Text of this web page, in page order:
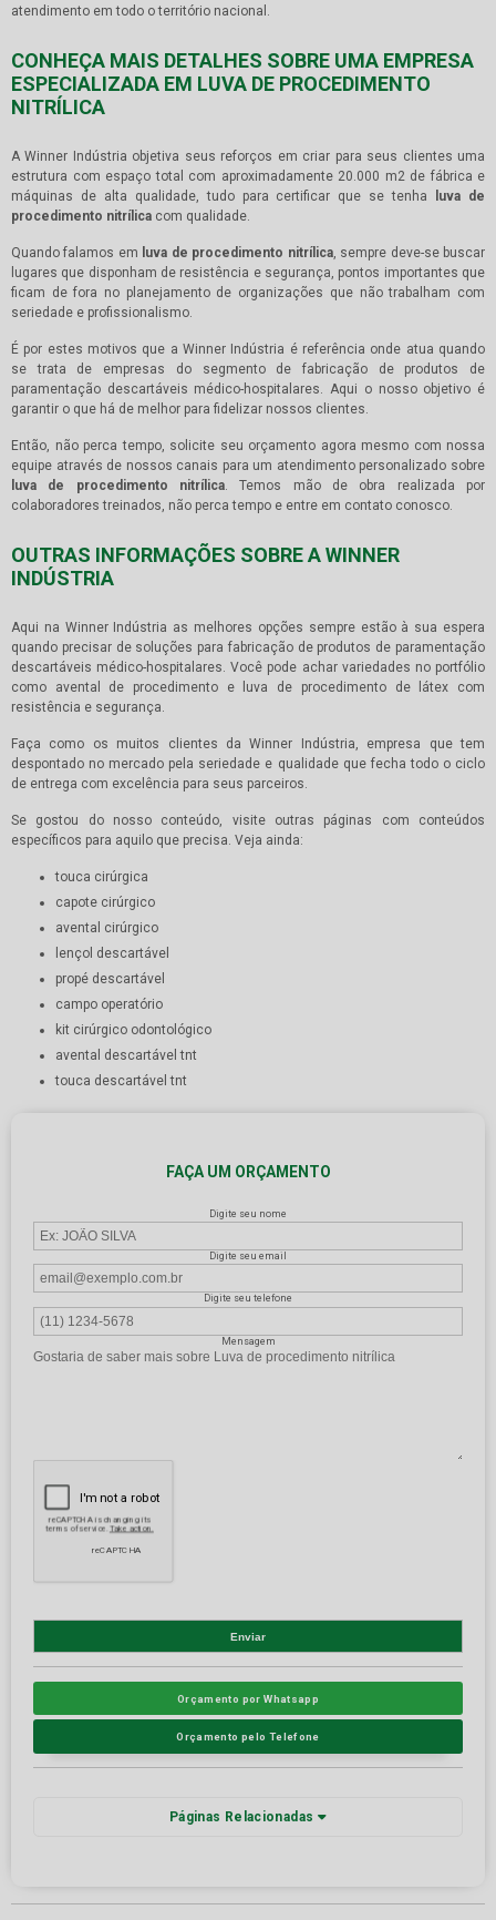
atendimento em todo o território nacional.
CONHEÇA MAIS DETALHES SOBRE UMA EMPRESA
ESPECIALIZADA EM LUVA DE PROCEDIMENTO
NITRÍLICA
A Winner Indústria objetiva seus reforços em criar para seus clientes uma
estrutura com espaço total com aproximadamente 20.000 m2 de fábrica e
máquinas de alta qualidade, tudo para certificar que se tenha
luva de
procedimento nitrílica com qualidade.
Quando falamos em luva de procedimento nitrílica, sempre deve-se buscar
lugares que disponham de resistência e segurança, pontos importantes que
ficam de fora no planejamento de organizações que não trabalham com
seriedade e profissionalismo.
É por estes motivos que a Winner Indústria é referência onde atua quando
se trata de empresas do segmento de fabricação de produtos de
paramentação descartáveis médico-hospitalares. Aqui o nosso objetivo é
garantir o que há de melhor para fidelizar nossos clientes.
Então, não perca tempo, solicite seu orçamento agora mesmo com nossa
equipe através de nossos canais para um atendimento personalizado sobre
luva de procedimento nitrílica. Temos mão de obra realizada por
colaboradores treinados, não perca tempo e entre em contato conosco.
OUTRAS INFORMAÇÕES SOBRE A WINNER
INDÚSTRIA
Aqui na Winner Indústria as melhores opções sempre estão à sua espera
quando precisar de soluções para fabricação de produtos de paramentação
descartáveis médico-hospitalares. Você pode achar variedades no portfólio
como avental de procedimento e luva de procedimento de látex com
resistência e segurança.
Faça como os muitos clientes da Winner Indústria, empresa que tem
despontado no mercado pela seriedade e qualidade que fecha todo o ciclo
de entrega com excelência para seus parceiros.
Se gostou do nosso conteúdo, visite outras páginas com conteúdos
específicos para aquilo que precisa. Veja ainda:
touca cirúrgica
capote cirúrgico
avental cirúrgico
lençol descartável
propé descartável
campo operatório
kit cirúrgico odontológico
avental descartável tnt
touca descartável tnt
FAÇA UM ORÇAMENTO
Digite seu nome
Digite seu email
Digite seu telefone
Mensagem
Orçamento por Whatsapp
Orçamento pelo Telefone
Páginas Relacionadas